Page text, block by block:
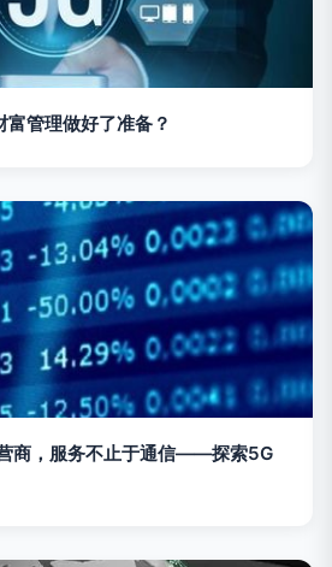
管理做好了准备？
商，服务不止于通信——探索5G